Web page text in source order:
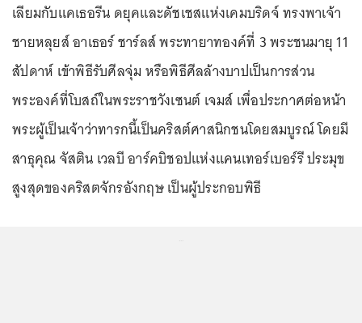
เลียมกับแคเธอรีน ดยุคและดัชเชสแห่งเคมบริดจ์ ทรงพาเจ้า
ชายหลุยส์ อาเธอร์ ชาร์ลส์ พระทายาทองค์ที่ 3 พระชนมายุ 11
สัปดาห์ เข้าพิธีรับศีลจุ่ม หรือพิธีศีลล้างบาปเป็นการส่วน
พระองค์ที่โบสถ์ในพระราชวังเซนต์ เจมส์ เพื่อประกาศต่อหน้า
พระผู้เป็นเจ้าว่าทารกนี้เป็นคริสต์ศาสนิกชนโดยสมบูรณ์ โดยมี
สาธุคุณ จัสติน เวลบี อาร์คบิชอปแห่งแคนเทอร์เบอร์รี ประมุข
สูงสุดของคริสตจักรอังกฤษ เป็นผู้ประกอบพิธี